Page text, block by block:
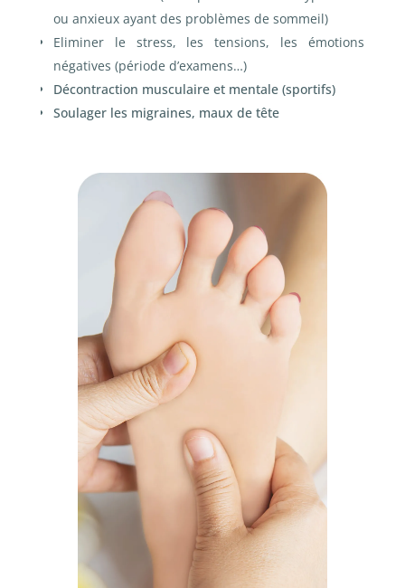
ou anxieux ayant des problèmes de sommeil)
Eliminer le stress, les tensions, les émotions
négatives (période d’examens…)
Décontraction musculaire et mentale (sportifs)
Soulager les migraines, maux de tête